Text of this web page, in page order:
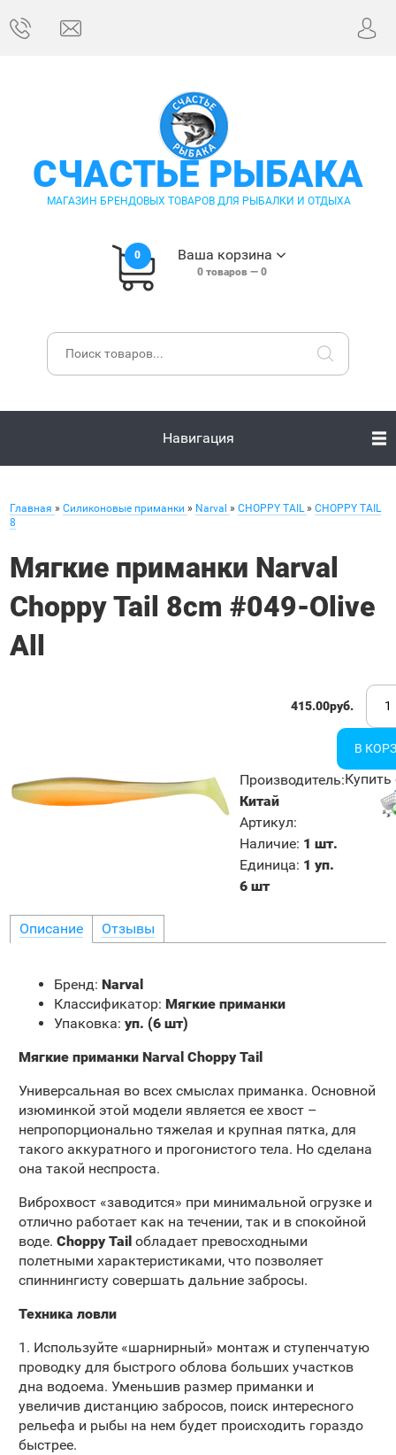
СЧАСТЬЕ РЫБАКА
МАГАЗИН БРЕНДОВЫХ ТОВАРОВ ДЛЯ РЫБАЛКИ И ОТДЫХА
0 Ваша корзина
0товаров — 0
Навигация
Главная » Силиконовые приманки » Narval » CHOPPY TAIL » CHOPPY TAIL
8
Мягкие приманки Narval
Choppy Tail 8cm #049-Olive
All
415.00руб.
Производитель:
Китай
Артикул:
Наличие: 1 шт.
Единица: 1 уп.
6 шт
Купить
Описание Отзывы
Бренд: Narval
Классификатор: Мягкие приманки
Упаковка: уп. (6 шт)
Мягкие приманки Narval Choppy Tail
Универсальная во всех смыслах приманка. Основной
изюминкой этой модели является ее хвост –
непропорционально тяжелая и крупная пятка, для
такого аккуратного и прогонистого тела. Но сделана
она такой неспроста.
Виброхвост «заводится» при минимальной огрузке и
отлично работает как на течении, так и в спокойной
воде. Choppy Tailобладает превосходными
полетными характеристиками, что позволяет
спиннингисту совершать дальние забросы.
Техника ловли
1. Используйте «шарнирный» монтаж и ступенчатую
проводку для быстрого облова больших участков
дна водоема. Уменьшив размер приманки и
увеличив дистанцию забросов, поиск интересного
рельефа и рыбы на нем будет происходить гораздо
быстрее.